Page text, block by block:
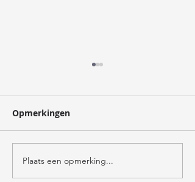
verzorger
Opmerkingen
Plaats een opmerking...